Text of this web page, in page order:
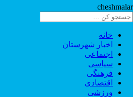
cheshmalar
خانه
اخبار شهرستان
اجتماعی
سیاسی
فرهنگی
اقتصادی
ورزشی